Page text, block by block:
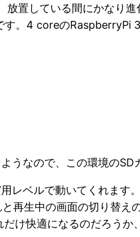
置している間にかなり
す。4 coreのRaspberryPi
なので、この環境のSD
レベルで動いてくれます
再生中の画面の切り替え
け快適になるのだろうか